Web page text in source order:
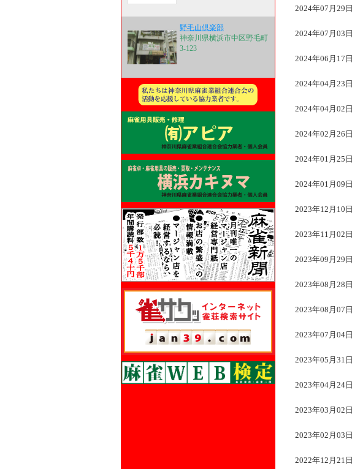
野毛山倶楽部
神奈川県横浜市中区野毛町
3-123
2024年07月29日
2024年07月03日
2024年06月17日
2024年04月23日
2024年04月02日
2024年02月26日
2024年01月25日
2024年01月09日
2023年12月10日
2023年11月02日
2023年09月29日
2023年08月28日
2023年08月07日
2023年07月04日
2023年05月31日
2023年04月24日
2023年03月02日
2023年02月03日
2022年12月21日